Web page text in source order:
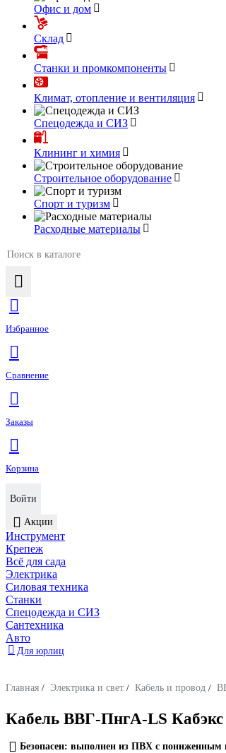
Офис и дом
Склад
Станки и промкомпоненты
Климат, отопление и вентиляция
Спецодежда и СИЗ
Клининг и химия
Строительное оборудование
Спорт и туризм
Расходные материалы
Избранное
Сравнение
Заказы
Корзина
Войти
Акции
Инструмент
Крепеж
Всё для сада
Электрика
Силовая техника
Станки
Спецодежда и СИЗ
Сантехника
Авто
Для юрлиц
Главная / Электрика и свет / Кабель и провод /
Кабель ВВГ-ПнгA-LS
Безопасен: выполнен из ПВХ с пониженным